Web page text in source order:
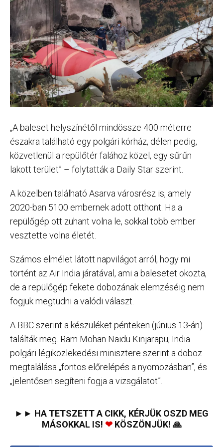
„A baleset helyszínétől mindössze 400 méterre
északra található egy polgári kórház, délen pedig,
közvetlenül a repülőtér falához közel, egy sűrűn
lakott terület” – folytatták a Daily Star szerint.
A közelben található Asarva városrész is, amely
2020-ban 5100 embernek adott otthont. Ha a
repülőgép ott zuhant volna le, sokkal több ember
vesztette volna életét.
Számos elmélet látott napvilágot arról, hogy mi
történt az Air India járatával, ami a balesetet okozta,
de a repülőgép fekete dobozának elemzéséig nem
fogjuk megtudni a valódi választ.
A BBC szerint a készüléket pénteken (június 13-án)
találták meg. Ram Mohan Naidu Kinjarapu, India
polgári légiközlekedési minisztere szerint a doboz
megtalálása „fontos előrelépés a nyomozásban”, és
„jelentősen segíteni fogja a vizsgálatot”.
►► HA TETSZETT A CIKK, KÉRJÜK OSZD MEG
MÁSOKKAL IS! ❤KÖSZÖNJÜK! 🙏